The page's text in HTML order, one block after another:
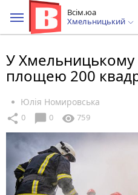
Всім.юа
Хмельницький
У Хмельницькому
площею 200
Юлія Номировська
share 0 chat_bubble 0 visibility 759